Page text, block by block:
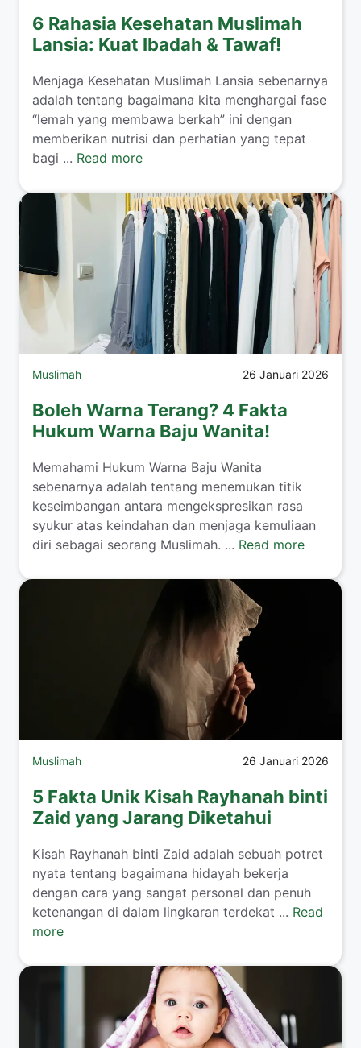
6 Rahasia Kesehatan Muslimah
Lansia: Kuat Ibadah & Tawaf!
​Menjaga Kesehatan Muslimah Lansia sebenarnya
adalah tentang bagaimana kita menghargai fase
“lemah yang membawa berkah” ini dengan
memberikan nutrisi dan perhatian yang tepat
bagi ... Read more
Muslimah 26 Januari 2026
Boleh Warna Terang? 4 Fakta
Hukum Warna Baju Wanita!
​Memahami Hukum Warna Baju Wanita
sebenarnya adalah tentang menemukan titik
keseimbangan antara mengekspresikan rasa
syukur atas keindahan dan menjaga kemuliaan
diri sebagai seorang Muslimah. ... Read more
Muslimah 26 Januari 2026
5 Fakta Unik Kisah Rayhanah binti
Zaid yang Jarang Diketahui
​Kisah Rayhanah binti Zaid adalah sebuah potret
nyata tentang bagaimana hidayah bekerja
dengan cara yang sangat personal dan penuh
ketenangan di dalam lingkaran terdekat ... Read
more